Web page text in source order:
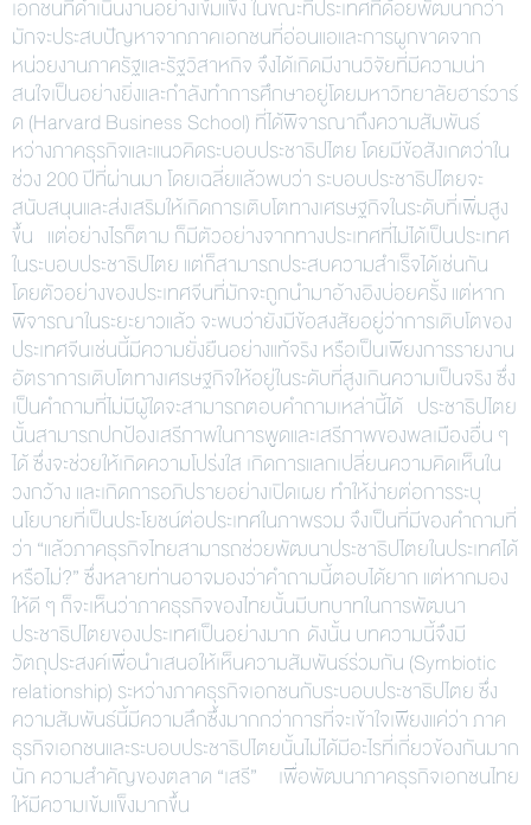
เอกชนที่ดำเนินงานอย่างเข้มแข็ง ในขณะที่ประเทศที่ด้อยพัฒนากว่า
มักจะประสบปัญหาจากภาคเอกชนที่อ่อนแอและการผูกขาดจาก
หน่วยงานภาครัฐและรัฐวิสาหกิจ จึงได้เกิดมีงานวิจัยที่มีความน่า
สนใจเป็นอย่างยิ่งและกำลังทำการศึกษาอยู่โดยมหาวิทยาลัยฮาร์วาร์
ด (Harvard Business School) ที่ได้พิจารณาถึงความสัมพันธ์
หว่างภาคธุรกิจและแนวคิดระบอบประชาธิปไตย โดยมีข้อสังเกตว่าใน
ช่วง 200 ปีที่ผ่านมา โดยเฉลี่ยแล้วพบว่า ระบอบประชาธิปไตยจะ
สนับสนุนและส่งเสริมให้เกิดการเติบโตทางเศรษฐกิจในระดับที่เพิ่มสูง
ขึ้น แต่อย่างไรก็ตาม ก็มีตัวอย่างจากทางประเทศที่ไม่ได้เป็นประเทศ
ในระบอบประชาธิปไตย แต่ก็สามารถประสบความสำเร็จได้เช่นกัน
โดยตัวอย่างของประเทศจีนที่มักจะถูกนำมาอ้างอิงบ่อยครั้ง แต่หาก
พิจารณาในระยะยาวแล้ว จะพบว่ายังมีข้อสงสัยอยู่ว่าการเติบโตของ
ประเทศจีนเช่นนี้มีความยั่งยืนอย่างแท้จริง หรือเป็นเพียงการรายงาน
อัตราการเติบโตทางเศรษฐกิจให้อยู่ในระดับที่สูงเกินความเป็นจริง ซึ่ง
เป็นคำถามที่ไม่มีผู้ใดจะสามารถตอบคำถามเหล่านี้ได้ ประชาธิปไตย
นั้นสามารถปกป้องเสรีภาพในการพูดและเสรีภาพของพลเมืองอื่น ๆ
ได้ ซึ่งจะช่วยให้เกิดความโปร่งใส เกิดการแลกเปลี่ยนความคิดเห็นใน
วงกว้าง และเกิดการอภิปรายอย่างเปิดเผย ทำให้ง่ายต่อการระบุ
นโยบายที่เป็นประโยชน์ต่อประเทศในภาพรวม จึงเป็นที่มีของคำถามที่
ว่า “แล้วภาคธุรกิจไทยสามารถช่วยพัฒนาประชาธิปไตยในประเทศได้
หรือไม่?” ซึ่งหลายท่านอาจมองว่าคำถามนี้ตอบได้ยาก แต่หากมอง
ให้ดี ๆ ก็จะเห็นว่าภาคธุรกิจของไทยนั้นมีบทบาทในการพัฒนา
ประชาธิปไตยของประเทศเป็นอย่างมาก ดังนั้น บทความนี้จึงมี
วัตถุประสงค์เพื่อนำเสนอให้เห็นความสัมพันธ์ร่วมกัน (Symbiotic
relationship) ระหว่างภาคธุรกิจเอกชนกับระบอบประชาธิปไตย ซึ่ง
ความสัมพันธ์นี้มีความลึกซึ้งมากกว่าการที่จะเข้าใจเพียงแค่ว่า ภาค
ธุรกิจเอกชนและระบอบประชาธิปไตยนั้นไม่ได้มีอะไรที่เกี่ยวข้องกันมาก
นัก ความสำคัญของตลาด “เสรี” เพื่อพัฒนาภาคธุรกิจเอกชนไทย
ให้มีความเข้มแข็งมากขึ้น